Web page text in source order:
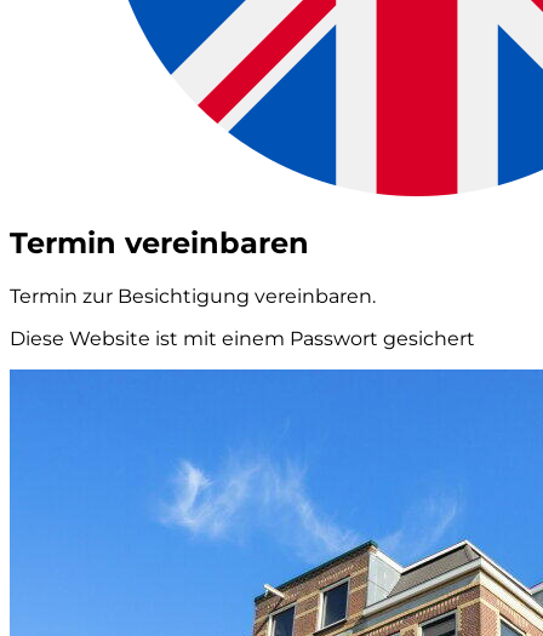
Termin vereinbaren
Termin zur Besichtigung vereinbaren.
Diese Website ist mit einem Passwort gesichert